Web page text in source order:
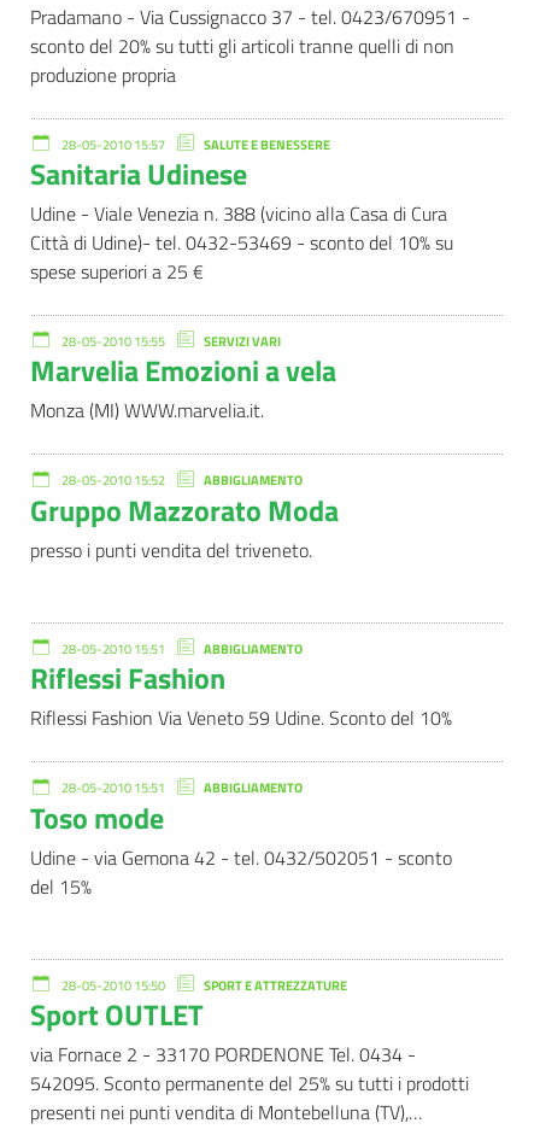
Pradamano - Via Cussignacco 37 - tel. 0423/670951 -
sconto del 20% su tutti gli articoli tranne quelli di non
produzione propria
28-05-2010 15:57 SALUTE E BENESSERE
Sanitaria Udinese
Udine - Viale Venezia n. 388 (vicino alla Casa di Cura
Città di Udine)- tel. 0432-53469 - sconto del 10% su
spese superiori a 25 €
28-05-2010 15:55 SERVIZI VARI
Marvelia Emozioni a vela
Monza (MI) WWW.marvelia.it.
28-05-2010 15:52 ABBIGLIAMENTO
Gruppo Mazzorato Moda
presso i punti vendita del triveneto.
28-05-2010 15:51 ABBIGLIAMENTO
Riflessi Fashion
Riflessi Fashion Via Veneto 59 Udine. Sconto del 10%
28-05-2010 15:51 ABBIGLIAMENTO
Toso mode
Udine - via Gemona 42 - tel. 0432/502051 - sconto
del 15%
28-05-2010 15:50 SPORT E ATTREZZATURE
Sport OUTLET
via Fornace 2 - 33170 PORDENONE Tel. 0434 -
542095. Sconto permanente del 25% su tutti i prodotti
presenti nei punti vendita di Montebelluna (TV),…